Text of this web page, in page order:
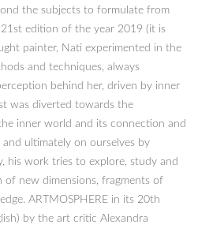
the subjects to formulate from
edition of the year 2019 (it is
painter, Nati experimented in the
and techniques, always
behind her, driven by inner
was diverted towards the
inner world and its connection and
ultimately on ourselves by
his work tries to explore, study and
of new dimensions, fragments of
ARTMOSPHERE in its 20th
by the art critic Alexandra